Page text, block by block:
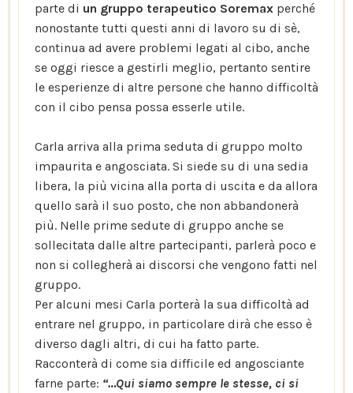
parte di un gruppo terapeutico Soremax perché
nonostante tutti questi anni di lavoro su di sè,
continua ad avere problemi legati al cibo, anche
se oggi riesce a gestirli meglio, pertanto sentire
le esperienze di altre persone che hanno difficoltà
con il cibo pensa possa esserle utile.
Carla arriva alla prima seduta di gruppo molto
impaurita e angosciata. Si siede su di una sedia
libera, la più vicina alla porta di uscita e da allora
quello sarà il suo posto, che non abbandonerà
più. Nelle prime sedute di gruppo anche se
sollecitata dalle altre partecipanti, parlerà poco e
non si collegherà ai discorsi che vengono fatti nel
gruppo.
Per alcuni mesi Carla porterà la sua difficoltà ad
entrare nel gruppo, in particolare dirà che esso è
diverso dagli altri, di cui ha fatto parte.
Racconterà di come sia difficile ed angosciante
farne parte: “…Qui siamo sempre le stesse, ci si